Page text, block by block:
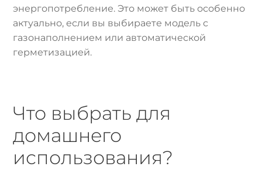
энергопотребление. Это может быть особенно
актуально, если вы выбираете модель с
газонаполнением или автоматической
герметизацией.
Что выбрать для
домашнего
использования?